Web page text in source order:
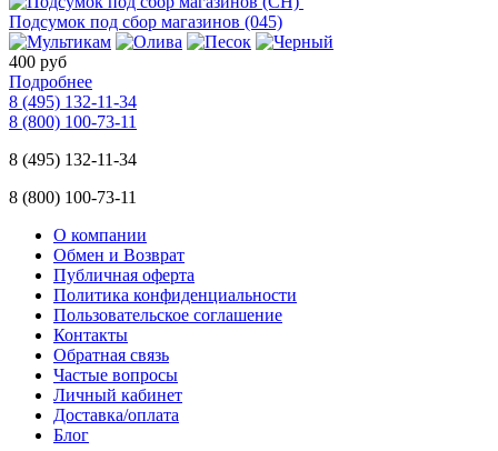
Подсумок под сбор магазинов (045)
400 руб
Подробнее
8 (495) 132-11-34
8 (800) 100-73-11
8 (495) 132-11-34
8 (800) 100-73-11
О компании
Обмен и Возврат
Публичная оферта
Политика конфиденциальности
Пользовательское соглашение
Контакты
Обратная связь
Частые вопросы
Личный кабинет
Доставка/оплата
Блог